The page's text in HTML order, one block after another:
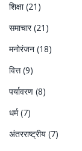
शिक्षा(21)
समाचार(21)
मनोरंजन (18)
वित्त(9)
पर्यावरण (8)
धर्म(7)
अंतरराष्ट्रीय (7)